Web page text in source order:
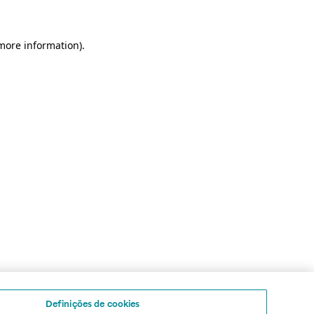
information).
Definições de cookies